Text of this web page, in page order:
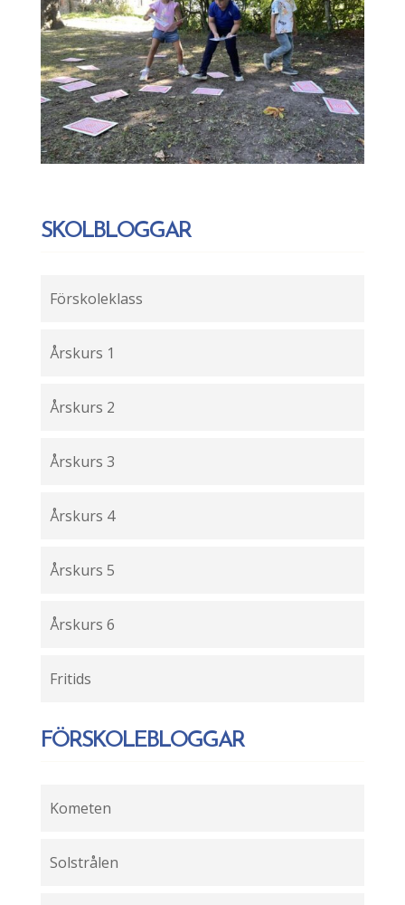
SKOLBLOGGAR
Förskoleklass
Årskurs 1
Årskurs 2
Årskurs 3
Årskurs 4
Årskurs 5
Årskurs 6
Fritids
FÖRSKOLEBLOGGAR
Kometen
Solstrålen